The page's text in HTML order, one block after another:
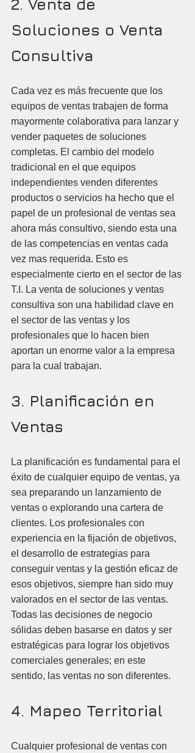
2. Venta de
Soluciones o Venta
Consultiva
Cada vez es más frecuente que los
equipos de ventas trabajen de forma
mayormente colaborativa para lanzar y
vender paquetes de soluciones
completas. El cambio del modelo
tradicional en el que equipos
independientes venden diferentes
productos o servicios ha hecho que el
papel de un profesional de ventas sea
ahora más consultivo, siendo esta una
de las competencias en ventas cada
vez mas requerida. Esto es
especialmente cierto en el sector de las
T.I. La venta de soluciones y ventas
consultiva son una habilidad clave en
el sector de las ventas y los
profesionales que lo hacen bien
aportan un enorme valor a la empresa
para la cual trabajan.
3. Planificación en
Ventas
La planificación es fundamental para el
éxito de cualquier equipo de ventas, ya
sea preparando un lanzamiento de
ventas o explorando una cartera de
clientes. Los profesionales con
experiencia en la fijación de objetivos,
el desarrollo de estrategias para
conseguir ventas y la gestión eficaz de
esos objetivos, siempre han sido muy
valorados en el sector de las ventas.
Todas las decisiones de negocio
sólidas deben basarse en datos y ser
estratégicas para lograr los objetivos
comerciales generales; en este
sentido, las ventas no son diferentes.
4. Mapeo Territorial
Cualquier profesional de ventas con